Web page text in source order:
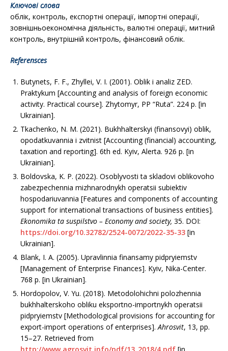
Ключові слова
облік, контроль, експортні операції, імпортні операції,
зовнішньоекономічна діяльність, валютні операції, митний
контроль, внутрішній контроль, фінансовий облік.
Referensces
Butynets, F. F., Zhyllei, V. I. (2001). Oblik i analiz ZED.
Praktykum [Accounting and analysis of foreign economic
activity. Practical course]. Zhytomyr, PP “Ruta”. 224 р. [in
Ukrainian].
Tkachenko, N. M. (2021). Bukhhalterskyi (finansovyi) oblik,
opodatkuvannia i zvitnist [Accounting (financial) accounting,
taxation and reporting]. 6th ed. Kyiv, Alerta. 926 р. [in
Ukrainian].
Boldovska, K. P. (2022). Osoblyvosti ta skladovi oblikovoho
zabezpechennia mizhnarodnykh operatsii subiektiv
hospodariuvannia [Features and components of accounting
support for international transactions of business entities].
Ekonomika ta suspilstvo – Economy and society, 35. DOI:
https://doi.org/10.32782/2524-0072/2022-35-33 [in
Ukrainian].
Blank, I. A. (2005). Upravlinnia finansamy pidpryiemstv
[Management of Enterprise Finances]. Kyiv, Nika-Center.
768 р. [in Ukrainian].
Hordopolov, V. Yu. (2018). Metodolohichni polozhennia
bukhhalterskoho obliku eksportno-importnykh operatsii
pidpryiemstv [Methodological provisions for accounting for
export-import operations of enterprises].Ahrosvit, 13, рр.
15–27. Retrieved from